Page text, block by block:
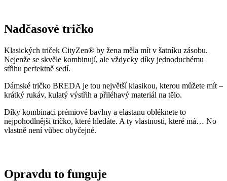
Nadčasové tričko
Klasických triček CityZen® by žena měla mít v šatníku zásobu.
Nejenže se skvěle kombinují, ale vždycky díky jednoduchému
střihu perfektně sedí.
Dámské tričko BREDA je tou největší klasikou, kterou můžete mít –
krátký rukáv, kulatý výstřih a přiléhavý materiál na tělo.
Díky kombinaci prémiové bavlny a elastanu obléknete to
nejpohodlnější tričko, které hledáte. A ty vlastnosti, které má… No
vlastně není vůbec obyčejné.
Opravdu to funguje